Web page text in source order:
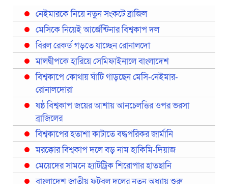
নেইমারকে নিয়ে নতুন সংকটে ব্রাজিল
মেসিকে নিয়েই আর্জেন্টিনার বিশ্বকাপ দল
বিরল রেকর্ড গড়তে যাচ্ছেন রোনালদো
মালদ্বীপকে হারিয়ে সেমিফাইনালে বাংলাদেশ
বিশ্বকাপে কোথায় ঘাঁটি গাড়ছেন মেসি-নেইমার-
রোনালদোরা
ষষ্ঠ বিশ্বকাপ জয়ের আশায় আনচেলত্তির ওপর ভরসা
ব্রাজিলের
বিশ্বকাপের হতাশা কাটাতে বদ্ধপরিকর জার্মানি
মরক্কোর বিশ্বকাপ দলে বড় নাম হাকিমি-দিয়াজ
মেয়েদের সামনে হ্যাটট্রিক শিরোপার হাতছানি
বাংলাদেশ জাতীয় ফুটবল দলের নতুন অধ্যায় শুরু